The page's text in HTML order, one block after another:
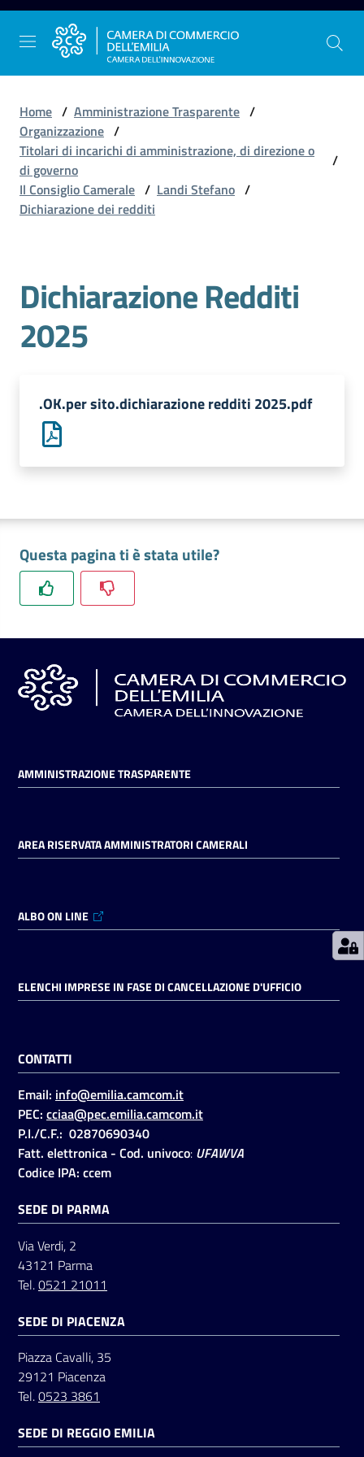
Vai al contenuto
Vai alla navigazione
Vai al footer
La
Camera
dell'Emilia
l'impresa
Promuovere
territorio
l'Impresa
il
Consumatore
L'impresa
digitale
Prenotazioni
Pagamenti
on line
Accedi
Seguici
su
Home / Amministrazione Trasparente /
Organizzazione /
Titolari di incarichi di amministrazione, di direzione o
di governo
/
Il Consiglio Camerale / Landi Stefano /
Dichiarazione dei redditi
Dichiarazione Redditi
2025
.OK.per sito.dichiarazione redditi 2025.pdf
Questa pagina ti è stata utile?
AMMINISTRAZIONE TRASPARENTE
AREA RISERVATA AMMINISTRATORI CAMERALI
ALBO ON LINE
ELENCHI IMPRESE IN FASE DI CANCELLAZIONE D'UFFICIO
CONTATTI
Email: info@emilia.camcom.it
PEC: cciaa@pec.emilia.camcom.it
P.I./C.F.: 02870690340
Fatt. elettronica - Cod. univoco: UFAWVA
Codice IPA: ccem
SEDE DI PARMA
Via Verdi, 2
43121 Parma
Tel.0521 21011
SEDE DI PIACENZA
Piazza Cavalli, 35
29121 Piacenza
Tel.0523 3861
SEDE DI REGGIO EMILIA